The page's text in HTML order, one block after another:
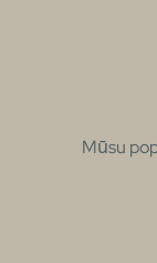
Mūsu